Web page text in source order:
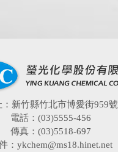
：新竹縣竹北市博愛街959號
電話：(03)5555-456
傳真：(03)5518-697
：ykchem@ms18.hinet.net